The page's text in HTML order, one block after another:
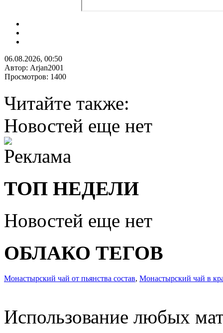
06.08.2026, 00:50
Автор: Arjan2001
Просмотров: 1400
Читайте также:
Новостей еще нет
ТОП НЕДЕЛИ
Новостей еще нет
ОБЛАКО ТЕГОВ
Монастырский чай от пьянства состав, Монастырский чай в
Использование любых